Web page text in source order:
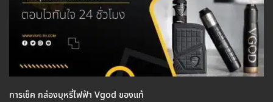
การเช็ค กล่องบุหรี่ไฟฟ้า Vgod ของแท้